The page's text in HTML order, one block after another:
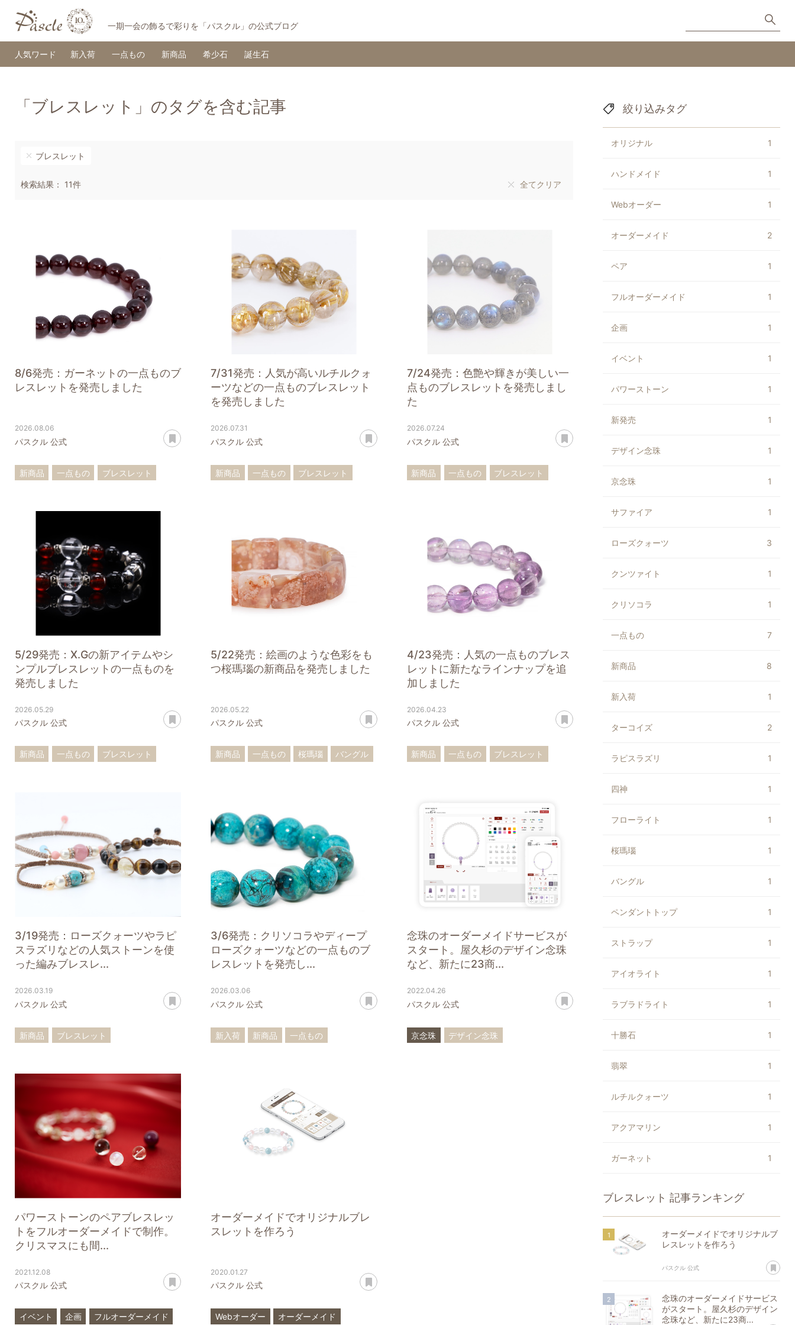
一期一会の飾るで彩りを「パスクル」の公式ブログ
人気ワード 新入荷 一点もの 新商品 希少石 誕生石
「ブレスレット」のタグを含む記事
ブレスレット
検索結果： 11件 全てクリア
8/6発売：ガーネットの一点ものブ
レスレットを発売しました
2026.08.06
パスクル 公式
あとで読む
新商品 一点もの
ブレスレット
7/31発売：人気が高いルチルクォ
ーツなどの一点ものブレスレット
を発売しました
2026.07.31
パスクル 公式
あとで読む
新商品 一点もの
ブレスレット
7/24発売：色艶や輝きが美しい一
点ものブレスレットを発売しまし
た
2026.07.24
パスクル 公式
あとで読む
新商品 一点もの
ブレスレット
5/29発売：X.Gの新アイテムやシ
ンプルブレスレットの一点ものを
発売しました
2026.05.29
パスクル 公式
あとで読む
新商品 一点もの
ブレスレット
5/22発売：絵画のような色彩をも
つ桜瑪瑙の新商品を発売しました
2026.05.22
パスクル 公式
あとで読む
新商品 一点もの 桜瑪瑙
バングル
4/23発売：人気の一点ものブレス
レットに新たなラインナップを追
加しました
2026.04.23
パスクル 公式
あとで読む
新商品 一点もの
ブレスレット
3/19発売：ローズクォーツやラピ
スラズリなどの人気ストーンを使
った編みブレスレ...
2026.03.19
パスクル 公式
あとで読む
新商品
ブレスレット
ラピスラズリ
四神
3/6発売：クリソコラやディープ
ローズクォーツなどの一点ものブ
レスレットを発売し...
2026.03.06
パスクル 公式
あとで読む
新入荷 新商品
一点もの
念珠のオーダーメイドサービスが
スタート。屋久杉のデザイン念珠
など、新たに23商...
2022.04.26
パスクル 公式
あとで読む
京念珠
デザイン念珠
パワーストーンのペアブレスレッ
トをフルオーダーメイドで制作。
クリスマスにも間...
2021.12.08
パスクル 公式
あとで読む
イベント 企画
フルオーダーメイド
オーダーメイドでオリジナルブレ
スレットを作ろう
2020.01.27
パスクル 公式
あとで読む
Webオーダー
オーダーメイド
絞り込みタグ
オリジナル 1
ハンドメイド 1
Webオーダー 1
オーダーメイド 2
ペア 1
フルオーダーメイド 1
企画 1
イベント 1
パワーストーン 1
新発売 1
デザイン念珠 1
京念珠 1
サファイア 1
ローズクォーツ 3
クンツァイト 1
クリソコラ 1
一点もの 7
新商品 8
新入荷 1
ターコイズ 2
ラピスラズリ 1
四神 1
フローライト 1
桜瑪瑙 1
バングル 1
ペンダントトップ 1
ストラップ 1
アイオライト 1
ラブラドライト 1
十勝石 1
翡翠 1
ルチルクォーツ 1
アクアマリン 1
ガーネット 1
ブレスレット 記事ランキング
オーダーメイドでオリジナルブ
レスレットを作ろう
パスクル 公式 あ
念珠のオーダーメイドサービス
がスタート。屋久杉のデザイン
念珠など、新たに23商...